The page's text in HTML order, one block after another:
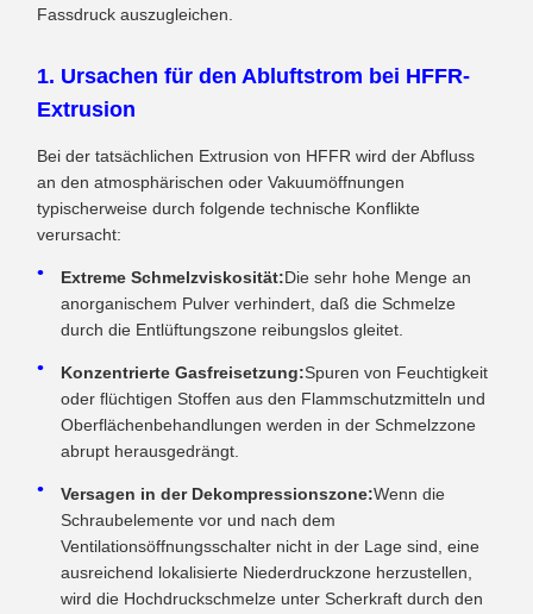
Fassdruck auszugleichen.
1. Ursachen für den Abluftstrom bei HFFR-
Extrusion
Bei der tatsächlichen Extrusion von HFFR wird der Abfluss
an den atmosphärischen oder Vakuumöffnungen
typischerweise durch folgende technische Konflikte
verursacht:
Extreme Schmelzviskosität:Die sehr hohe Menge an
anorganischem Pulver verhindert, daß die Schmelze
durch die Entlüftungszone reibungslos gleitet.
Konzentrierte Gasfreisetzung:Spuren von Feuchtigkeit
oder flüchtigen Stoffen aus den Flammschutzmitteln und
Oberflächenbehandlungen werden in der Schmelzzone
abrupt herausgedrängt.
Versagen in der Dekompressionszone:Wenn die
Schraubelemente vor und nach dem
Ventilationsöffnungsschalter nicht in der Lage sind, eine
ausreichend lokalisierte Niederdruckzone herzustellen,
wird die Hochdruckschmelze unter Scherkraft durch den